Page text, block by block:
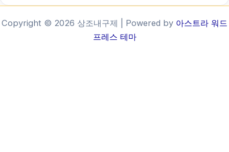
Copyright © 2026 상조내구제 | Powered by 아스트라 워드
프레스 테마